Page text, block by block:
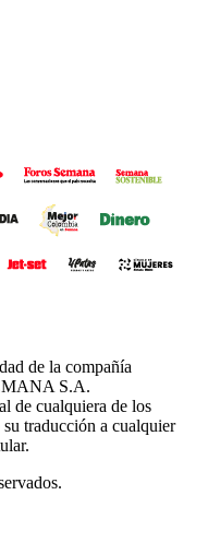
de la compañía
S.A.
de cualquiera de los
traducción a cualquier